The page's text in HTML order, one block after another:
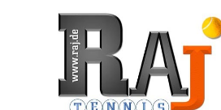
Hauptinhalt springen
Zur Suche springen
Zur Hauptnavigation springen